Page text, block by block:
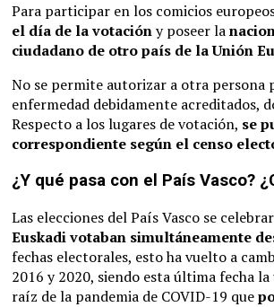
Para participar en los comicios
el día de la votacióny poseer la
ciudadano de otro país de la Unión
No se permite autorizar a otra persona
enfermedad debidamente acreditados,
Respecto a los lugares de votación, se
correspondiente según el censo
¿Y qué pasa con el País Vasco?
Las elecciones del País Vasco se
Euskadi votaban simultáneamente
fechas electorales, esto ha vuelto a
2016 y 2020, siendo esta última fecha
raíz de la pandemia de COVID-19 que